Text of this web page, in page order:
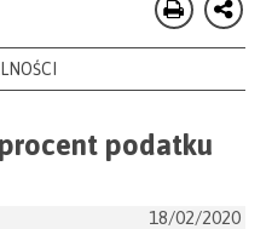
podatku
18/02/2020